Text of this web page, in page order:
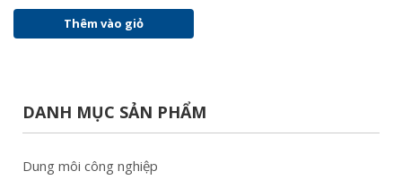
Thêm vào giỏ
DANH MỤC SẢN PHẨM
Dung môi công nghiệp